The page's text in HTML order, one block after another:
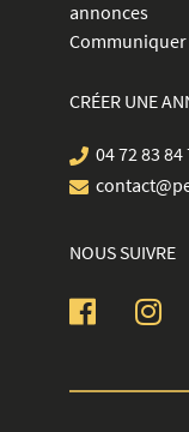
annonces
Communiquer
CRÉER UNE
04 72 83 84
NOUS SUIVRE